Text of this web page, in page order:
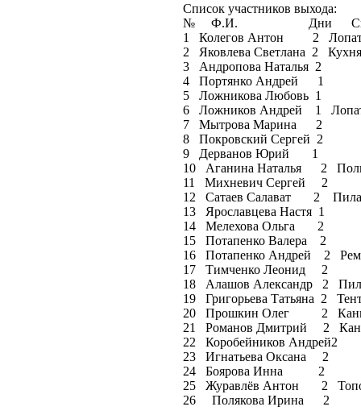
Список участников выхода:
№ Ф.И. Дни
1 Колегов Антон 2 Лопата,
2 Яковлева Светлана 2 Кухня
3 Андропова Наталья 2
4 Портянко Андрей 1
5 Ложникова Любовь 1
6 Ложников Андрей 1
7 Мытрова Марина 2
8 Покровский Сергей 2
9 Дерванов Юрий 1
10 Аганина Наталья 2
11 Михневич Сергей 2
12 Сатаев Салават 2 Пила
13 Ярославцева Настя 1
14 Мелехова Ольга 2
15 Потапенко Валера 2
16 Потапенко Андрей 2
17 Тимченко Леонид 2
18 Алашов Александр 2
19 Григорьева Татьяна 2
20 Прошкин Олег 2 Каны,
21 Романов Дмитрий 2
22 Коробейников Андрей2
23 Игнатьева Оксана 2
24 Боярова Инна 2
25 Журавлёв Антон 2 Топор,
26 Полякова Ирина 2